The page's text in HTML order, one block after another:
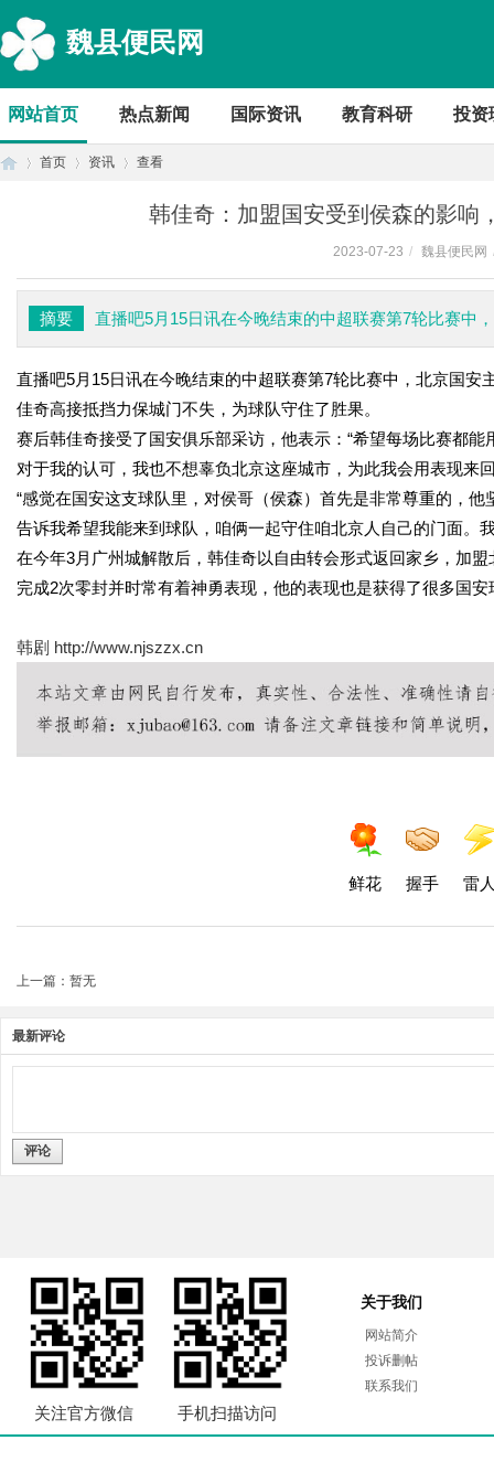
魏县便民网
网站首页 热点新闻 国际资讯 教育科研 投资
首页 资讯 查看
韩佳奇：加盟国安受到侯森的影响
2023-07-23 / 魏县便民网
摘要 直播吧5月15日讯在今晚结束的中超联赛第7轮比赛中
直播吧5月15日讯在今晚结束的中超联赛第7轮比赛中，北京国
佳奇高接抵挡力保城门不失，为球队守住了胜果。
赛后韩佳奇接受了国安俱乐部采访，他表示：“希望每场比赛都
对于我的认可，我也不想辜负北京这座城市，为此我会用表现来
“感觉在国安这支球队里，对侯哥（侯森）首先是非常尊重的，
告诉我希望我能来到球队，咱俩一起守住咱北京人自己的门面。
在今年3月广州城解散后，韩佳奇以自由转会形式返回家乡，加
完成2次零封并时常有着神勇表现，他的表现也是获得了很多国安
韩剧 http://www.njszzx.cn
鲜花 握手 雷
上一篇：暂无
最新评论
评论
关注官方微信 手机扫描访问
关于我们
网站简介
投诉删帖
联系我们